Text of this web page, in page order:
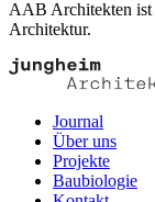
AAB Architekten ist
Architektur.
Journal
Über uns
Projekte
Baubiologie